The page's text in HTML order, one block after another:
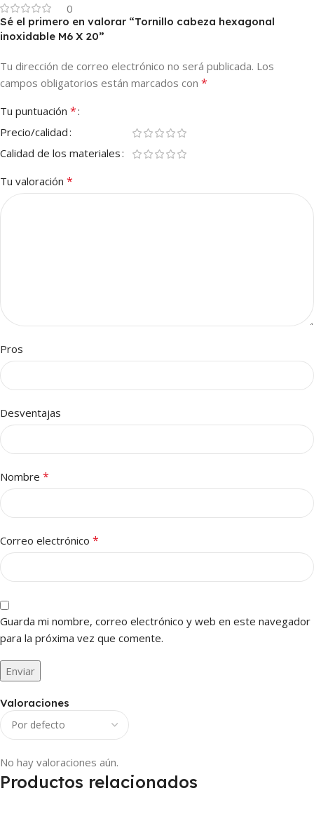
0
Valoraciones
No hay valoraciones aún.
Sé el primero en valorar “Tornillo cabeza hexagonal
inoxidable M6 X 20”
Tu dirección de correo electrónico no será publicada. Los
campos obligatorios están marcados con *
Tu puntuación *
Precio/calidad
Calidad de los materiales
Tu valoración *
Pros
Desventajas
Nombre *
Correo electrónico *
Guarda mi nombre, correo electrónico y web en este navegador
para la próxima vez que comente.
Productos relacionados